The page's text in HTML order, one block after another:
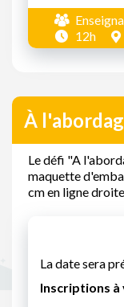
12h
À
Le défi "A
maquette
cm en ligne
La date sera
Inscriptions à